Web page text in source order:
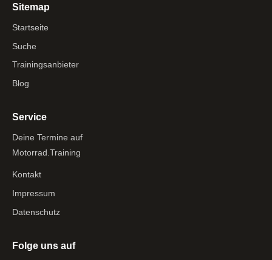
Sitemap
Startseite
Suche
Trainingsanbieter
Blog
Service
Deine Termine auf
Motorrad.Training
Kontakt
Impressum
Datenschutz
Folge uns auf